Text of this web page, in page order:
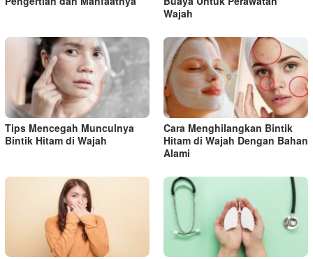
Wajah
Tips Mencegah Munculnya
Bintik Hitam di Wajah
Cara Menghilangkan Bintik
Hitam di Wajah Dengan Bahan
Alami